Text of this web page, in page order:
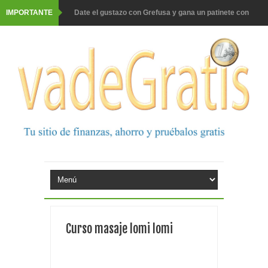
IMPORTANTE Date el gustazo con Grefusa y gana un patinete con
Barbadillo te da la opción de ganar increíbles premios
Prueba gratis hohes C Vitamin C-irup
Prueba gratis Maison Perrier France
Gana premios Pokémon con Kellogg's
premios
Curso masaje lomi lomi